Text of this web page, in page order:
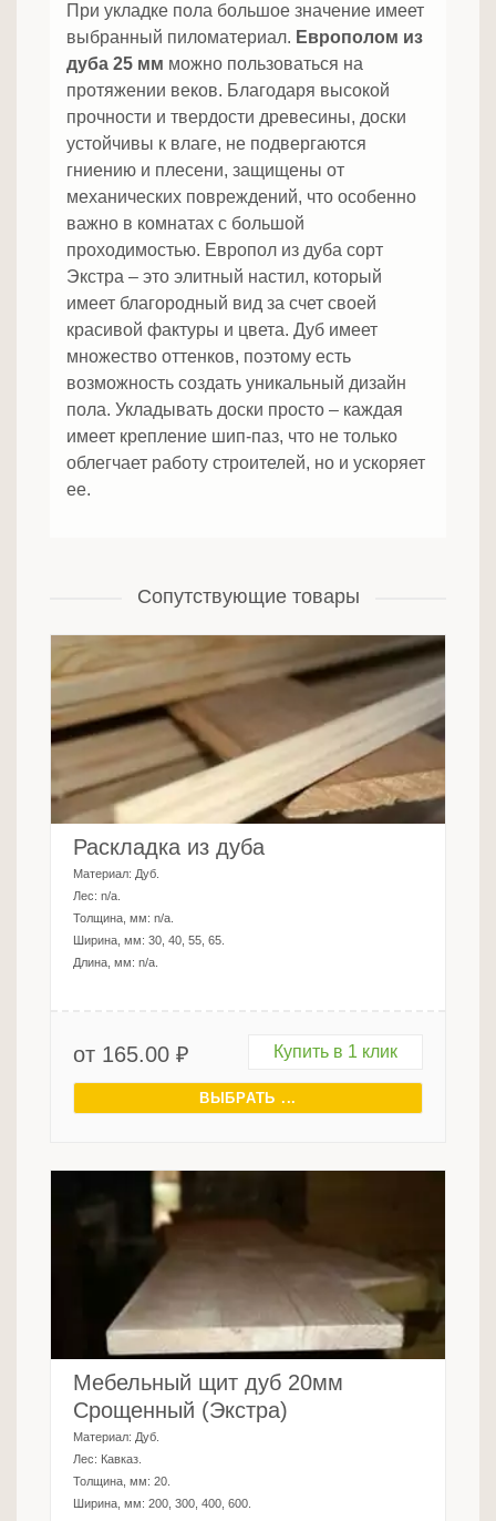
При укладке пола большое значение имеет
выбранный пиломатериал. Европолом из
дуба 25 мм можно пользоваться на
протяжении веков. Благодаря высокой
прочности и твердости древесины, доски
устойчивы к влаге, не подвергаются
гниению и плесени, защищены от
механических повреждений, что особенно
важно в комнатах с большой
проходимостью. Европол из дуба сорт
Экстра – это элитный настил, который
имеет благородный вид за счет своей
красивой фактуры и цвета. Дуб имеет
множество оттенков, поэтому есть
возможность создать уникальный дизайн
пола. Укладывать доски просто – каждая
имеет крепление шип-паз, что не только
облегчает работу строителей, но и ускоряет
ее.
Сопутствующие товары
Раскладка из дуба
Материал: Дуб.
Лес: n/a.
Толщина, мм: n/a.
Ширина, мм: 30, 40, 55, 65.
Длина, мм: n/a.
от 165.00 ₽ Купить в 1 клик
ВЫБРАТЬ ...
Мебельный щит дуб 20мм
Срощенный (Экстра)
Материал: Дуб.
Лес: Кавказ.
Толщина, мм: 20.
Ширина, мм: 200, 300, 400, 600.